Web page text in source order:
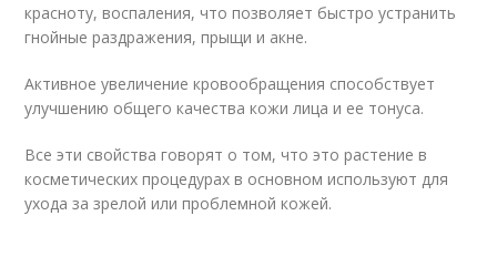
красноту, воспаления, что позволяет быстро устранить
гнойные раздражения, прыщи и акне.
Активное увеличение кровообращения способствует
улучшению общего качества кожи лица и ее тонуса.
Все эти свойства говорят о том, что это растение в
косметических процедурах в основном используют для
ухода за зрелой или проблемной кожей.